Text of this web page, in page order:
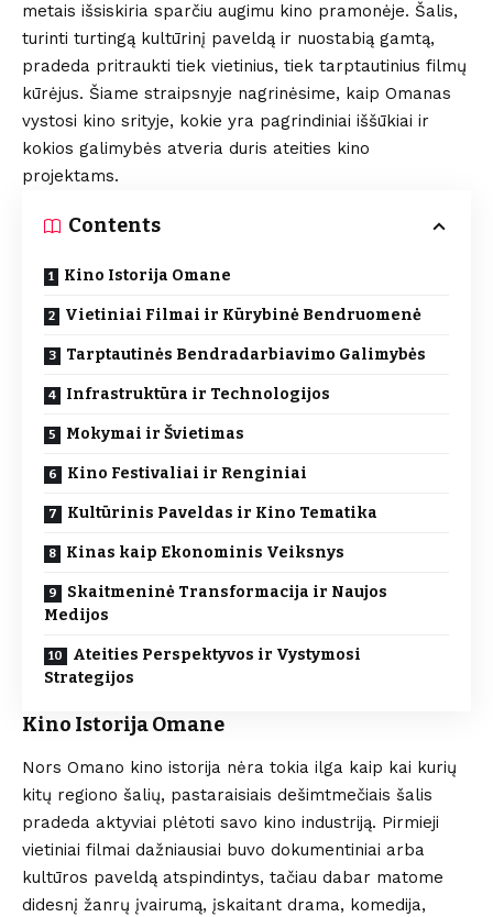
metais išsiskiria sparčiu augimu kino pramonėje. Šalis,
turinti turtingą kultūrinį paveldą ir nuostabią gamtą,
pradeda pritraukti tiek vietinius, tiek tarptautinius filmų
kūrėjus. Šiame straipsnyje nagrinėsime, kaip Omanas
vystosi kino srityje, kokie yra pagrindiniai iššūkiai ir
kokios galimybės atveria duris ateities kino
projektams.
Contents
Kino Istorija Omane
Vietiniai Filmai ir Kūrybinė Bendruomenė
Tarptautinės Bendradarbiavimo Galimybės
Infrastruktūra ir Technologijos
Mokymai ir Švietimas
Kino Festivaliai ir Renginiai
Kultūrinis Paveldas ir Kino Tematika
Kinas kaip Ekonominis Veiksnys
Skaitmeninė Transformacija ir Naujos
Medijos
Ateities Perspektyvos ir Vystymosi
Strategijos
Kino Istorija Omane
Nors Omano kino istorija nėra tokia ilga kaip kai kurių
kitų regiono šalių, pastaraisiais dešimtmečiais šalis
pradeda aktyviai plėtoti savo kino industriją. Pirmieji
vietiniai filmai dažniausiai buvo dokumentiniai arba
kultūros paveldą atspindintys, tačiau dabar matome
didesnį žanrų įvairumą, įskaitant drama, komedija,